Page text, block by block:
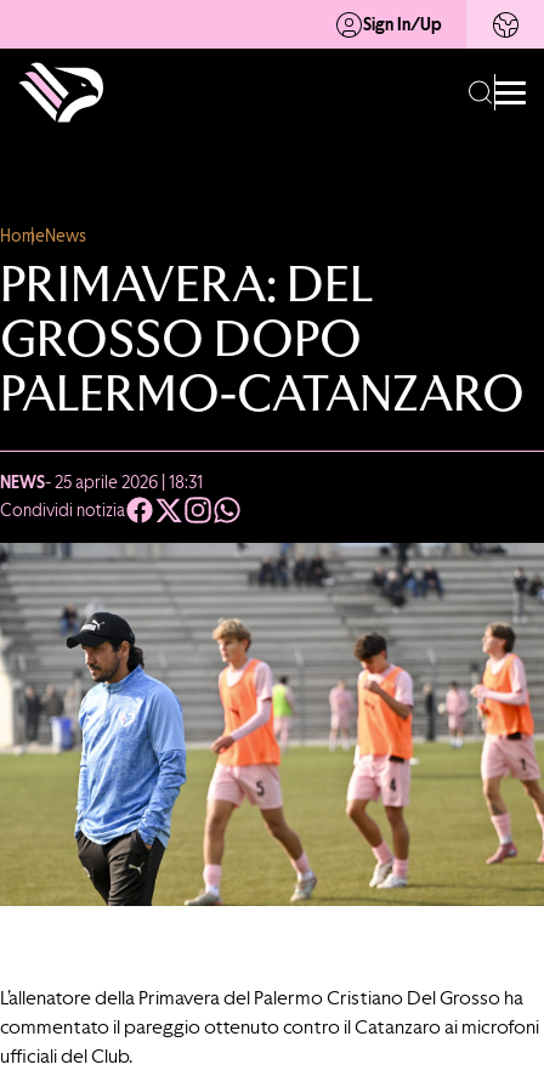
Sign In/Up
HomeNews
PRIMAVERA: DEL
GROSSO DOPO
PALERMO-CATANZARO
NEWS- 25 aprile 2026 | 18:31
Condividi notizia
L’allenatore della Primavera del Palermo Cristiano Del Grosso ha
commentato il pareggio ottenuto contro il Catanzaro ai microfoni
ufficiali del Club.